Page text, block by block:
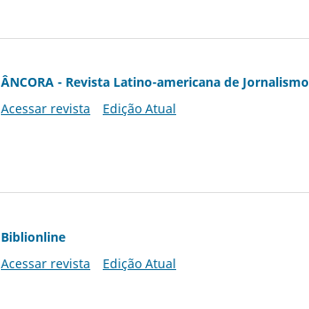
ÂNCORA - Revista Latino-americana de Jornalismo
Acessar revista
Edição Atual
Biblionline
Acessar revista
Edição Atual